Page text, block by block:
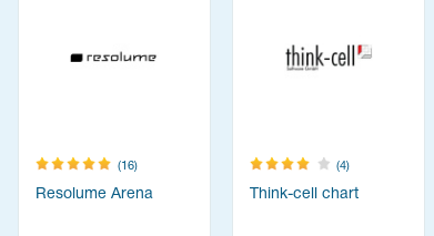
(16)
Resolume Arena
(4)
Think-cell chart